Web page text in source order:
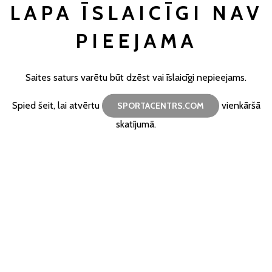
LAPA ĪSLAICĪGI NAV
PIEEJAMA
Saites saturs varētu būt dzēst vai īslaicīgi nepieejams.
Spied šeit, lai atvērtu SPORTACENTRS.COM
vienkāršā
skatījumā.